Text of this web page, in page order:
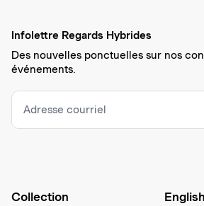
Infolettre Regards Hybrides
Des nouvelles ponctuelles sur nos
événements.
Collection
English